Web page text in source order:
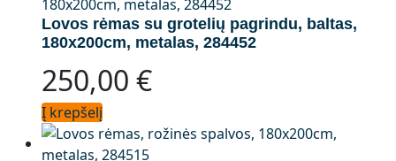
Lovos rėmas su grotelių pagrindu, baltas,
180x200cm, metalas, 284452
250,00 €
Į krepšelį